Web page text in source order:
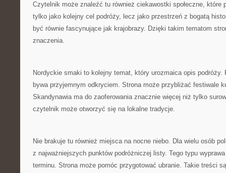
Czytelnik może znaleźć tu również ciekawostki społeczne, które
tylko jako kolejny cel podróży, lecz jako przestrzeń z bogatą
być równie fascynujące jak krajobrazy. Dzięki takim tematom
znaczenia.
Nordyckie smaki to kolejny temat, który urozmaica opis podróży.
bywa przyjemnym odkryciem. Strona może przybliżać festiwale
Skandynawia ma do zaoferowania znacznie więcej niż tylko
czytelnik może otworzyć się na lokalne tradycje.
Nie brakuje tu również miejsca na nocne niebo. Dla wielu osób
z najważniejszych punktów podróżniczej listy. Tego typu
terminu. Strona może pomóc przygotować ubranie. Takie treści